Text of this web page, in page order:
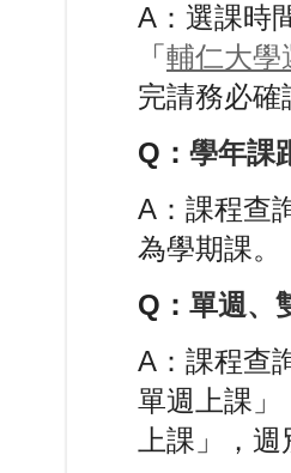
A：選課時
「 輔仁大學
完請務必確
Q： 學年課
A：課程查
為學期課。
Q： 單週、
A：課程查
單週上課 」
上課 」 ，